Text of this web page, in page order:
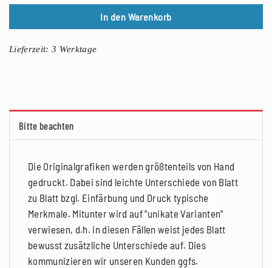
In den Warenkorb
Lieferzeit:3 Werktage
Bitte beachten
Die Originalgrafiken werden größtenteils von Hand
gedruckt. Dabei sind leichte Unterschiede von Blatt
zu Blatt bzgl. Einfärbung und Druck typische
Merkmale. Mitunter wird auf "unikate Varianten"
verwiesen, d.h. in diesen Fällen weist jedes Blatt
bewusst zusätzliche Unterschiede auf. Dies
kommunizieren wir unseren Kunden ggfs.